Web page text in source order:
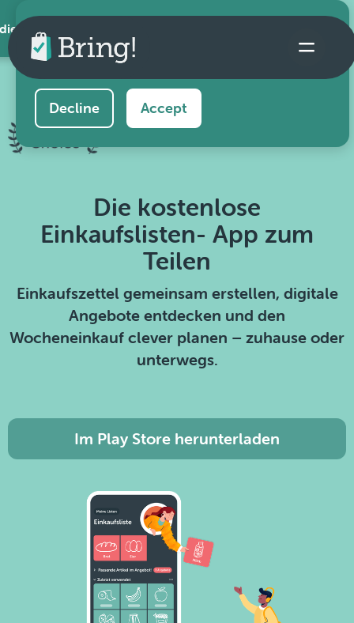
AppThis website uses cookies to ensure you get the
best experience on our website.
Decline Accept
Die kostenlose
Einkaufslisten- App zum
Teilen
Einkaufszettel gemeinsam erstellen, digitale
Angebote entdecken und den
Wocheneinkauf clever planen – zuhause oder
unterwegs.
Im Play Store herunterladen